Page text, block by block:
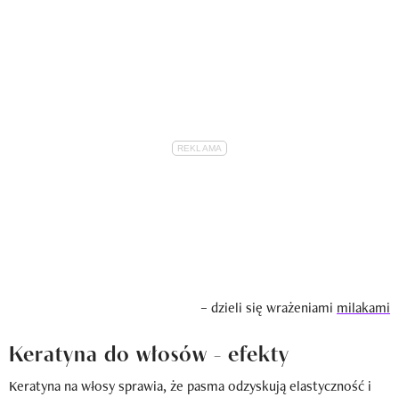
– dzieli się wrażeniami milakami
Keratyna do włosów - efekty
Keratyna na włosy sprawia, że pasma odzyskują elastyczność i